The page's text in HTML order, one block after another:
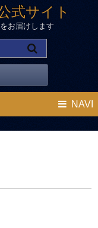
式サイト
お届けします
NAVI